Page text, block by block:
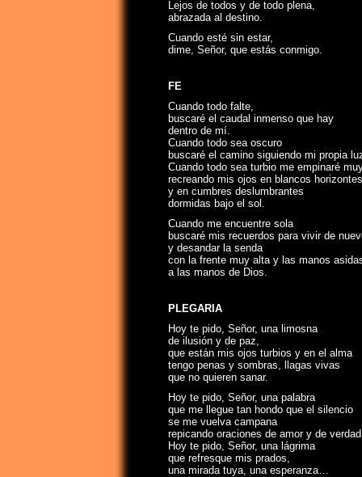
Lejos de todos y de todo plena,
abrazada al destino.
Cuando esté sin estar,
dime, Señor, que estás conmigo.
FE
Cuando todo falte,
buscaré el caudal inmenso que hay
dentro de mí.
Cuando todo sea oscuro
buscaré el camino siguiendo mi propia
Cuando todo sea turbio me empinaré
recreando mis ojos en blancos horizontes
y en cumbres deslumbrantes
dormidas bajo el sol.
Cuando me encuentre sola
buscaré mis recuerdos para vivir de
y desandar la senda
con la frente muy alta y las manos
a las manos de Dios.
PLEGARIA
Hoy te pido, Señor, una limosna
de ilusión y de paz,
que están mis ojos turbios y en el alma
tengo penas y sombras, llagas vivas
que no quieren sanar.
Hoy te pido, Señor, una palabra
que me llegue tan hondo que el silencio
se me vuelva campana
repicando oraciones de amor y de
Hoy te pido, Señor, una lágrima
que refresque mis prados,
una mirada tuya, una esperanza…